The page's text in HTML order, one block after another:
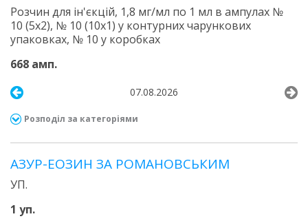
Розчин для ін'єкцій, 1,8 мг/мл по 1 мл в ампулах №
10 (5х2), № 10 (10х1) у контурних чарункових
упаковках, № 10 у коробках
668 амп.
07.08.2026
Розподіл за категоріями
АЗУР-ЕОЗИН ЗА РОМАНОВСЬКИМ
УП.
1 уп.